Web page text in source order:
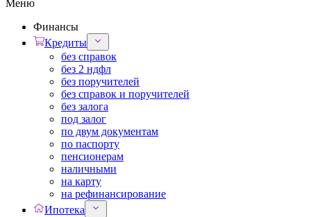
Меню
Финансы
Кредиты
без справок
без 2 ндфл
без поручителей
без справок и поручителей
без залога
под залог
по двум документам
по паспорту
пенсионерам
наличными
на карту
на рефинансирование
Ипотека